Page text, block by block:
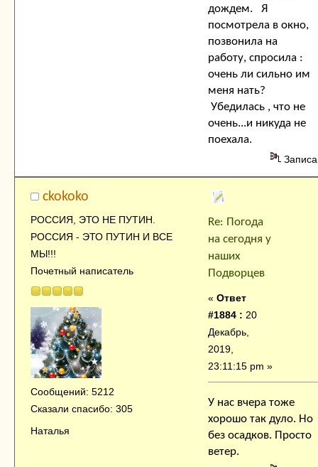
дождем. Я
посмотрела в окно,
позвонила на
работу, спросила :
очень ли сильно им
меня нать?
Убедилась , что не
очень...и никуда не
поехала.
ckokoko
РОССИЯ, ЭТО НЕ ПУТИН.
РОССИЯ - ЭТО ПУТИН И ВСЕ
МЫ!!!
Почетный написатель
Сообщений: 5212
Сказали спасибо: 305
Наталья
Re: Погода
на сегодня у
наших
Подворцев
« Ответ
#1884 : 20
Декабрь,
2019,
23:11:15 pm »
У нас вчера тоже
хорошо так дуло. Но
без осадков. Просто
ветер.